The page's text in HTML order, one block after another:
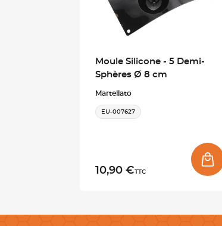
Moule Silicone - 5 Demi-
Sphères Ø 8 cm
Martellato
EU-007627
10,90 €TTC